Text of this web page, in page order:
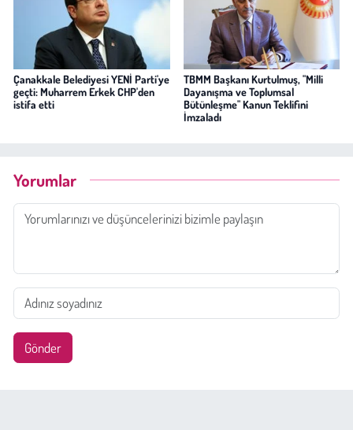
Çanakkale Belediyesi YENİ Parti'ye
geçti: Muharrem Erkek CHP'den
istifa etti
TBMM Başkanı Kurtulmuş, "Milli
Dayanışma ve Toplumsal
Bütünleşme" Kanun Teklifini
İmzaladı
Yorumlar
Gönder